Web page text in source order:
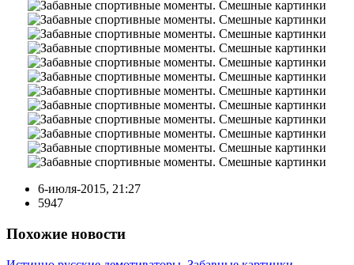
6-июля-2015, 21:27
5947
Похожие новости